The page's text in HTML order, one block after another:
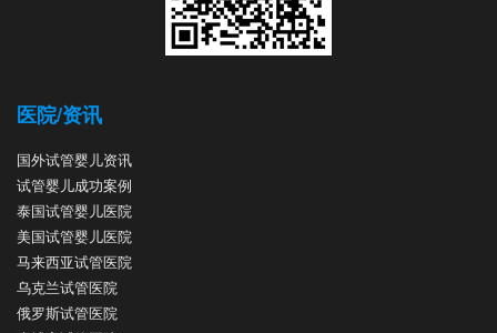
医院/资讯
国外试管婴儿资讯
试管婴儿成功案例
泰国试管婴儿医院
美国试管婴儿医院
马来西亚试管医院
乌克兰试管医院
俄罗斯试管医院